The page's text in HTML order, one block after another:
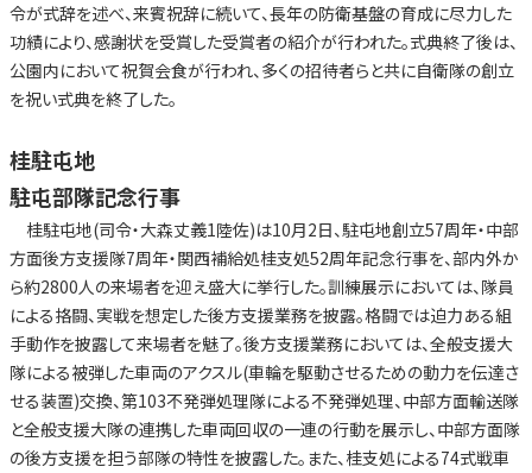
令が式辞を述べ、来賓祝辞に続いて、長年の防衛基盤の育成に尽力した
功績により、感謝状を受賞した受賞者の紹介が行われた。式典終了後は、
公園内において祝賀会食が行われ、多くの招待者らと共に自衛隊の創立
を祝い式典を終了した。
桂駐屯地
駐屯部隊記念行事
桂駐屯地(司令・大森丈義1陸佐)は10月2日、駐屯地創立57周年・中部
方面後方支援隊7周年・関西補給処桂支処52周年記念行事を、部内外か
ら約2800人の来場者を迎え盛大に挙行した。訓練展示においては、隊員
による挌闘、実戦を想定した後方支援業務を披露。格闘では迫力ある組
手動作を披露して来場者を魅了。後方支援業務においては、全般支援大
隊による被弾した車両のアクスル(車輪を駆動させるための動力を伝達さ
せる装置)交換、第103不発弾処理隊による不発弾処理、中部方面輸送隊
と全般支援大隊の連携した車両回収の一連の行動を展示し、中部方面隊
の後方支援を担う部隊の特性を披露した。また、桂支処による74式戦車